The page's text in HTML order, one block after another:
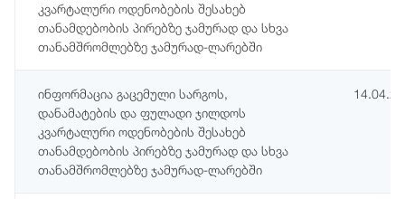
კვარტალური ოდენობების შესახებ
თანამდებობის პირებზე ჯამურად და სხვა
თანამშრომლებზე ჯამურად-ლარებში
ინფორმაცია გაცემული სარგოს,
დანამატების და ფულადი ჯილდოს
კვარტალური ოდენობების შესახებ
თანამდებობის პირებზე ჯამურად და სხვა
თანამშრომლებზე ჯამურად-ლარებში